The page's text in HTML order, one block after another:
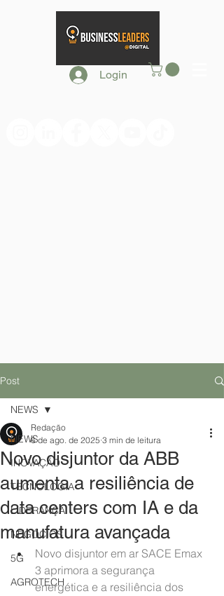
Login
Post
NEWS
INOVAÇÃO
TECNOLOGIA
LIDERANÇA
NEGÓCIOS
5G
AGROTECH
NEWS
Novo disjuntor da ABB
aumenta a resiliência de
data centers com IA e da
manufatura avançada
Redação
6 de ago. de 2025 3 min de leitura
Novo disjuntor em ar SACE Emax
3 aprimora a segurança
energética e a resiliência dos